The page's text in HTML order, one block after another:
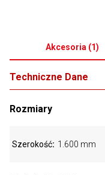
Akcesoria (1)
Techniczne Dane
Rozmiary
Szerokość 1.600 mm